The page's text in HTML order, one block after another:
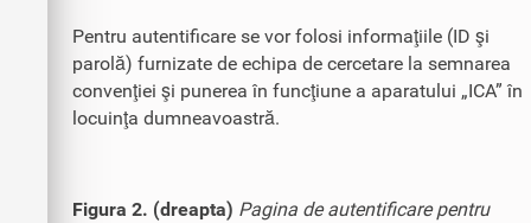
Pentru autentificare se vor folosi informaţiile (ID şi
parolă) furnizate de echipa de cercetare la semnarea
convenţiei şi punerea în funcţiune a aparatului „ICA” în
locuinţa dumneavoastră.
Figura 2. (dreapta) Pagina de autentificare pentru